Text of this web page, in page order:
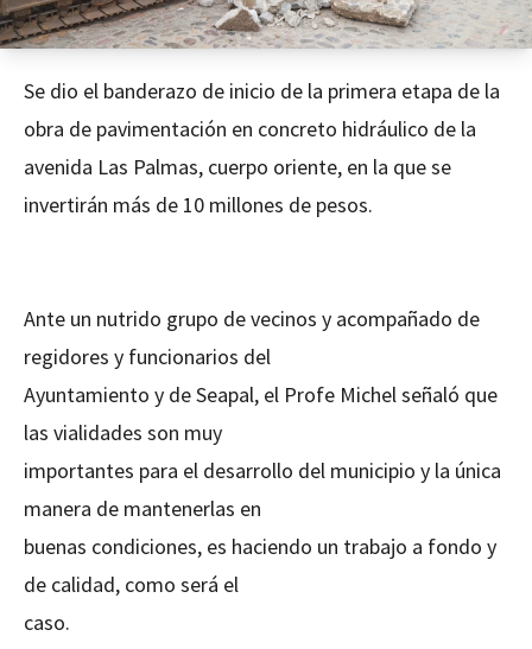
Se dio el banderazo de inicio de la primera etapa de la
obra de pavimentación en concreto hidráulico de la
avenida Las Palmas, cuerpo oriente, en la que se
invertirán más de 10 millones de pesos.
Ante un nutrido grupo de vecinos y acompañado de
regidores y funcionarios del
Ayuntamiento y de Seapal, el Profe Michel señaló que
las vialidades son muy
importantes para el desarrollo del municipio y la única
manera de mantenerlas en
buenas condiciones, es haciendo un trabajo a fondo y
de calidad, como será el
caso.